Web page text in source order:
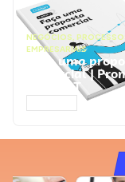
NEGÓCIOS,
EMPRESARIAIS
Faça uma
comercial |
ChatGPT